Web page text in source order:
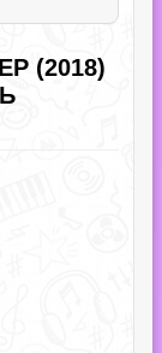
(2018)